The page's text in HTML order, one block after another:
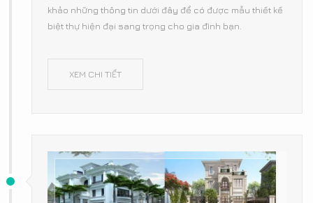
khảo những thông tin dưới đây để có được mẫu thiết kế
biệt thự hiện đại sang trọng cho gia đình bạn.
XEM CHI TIẾT